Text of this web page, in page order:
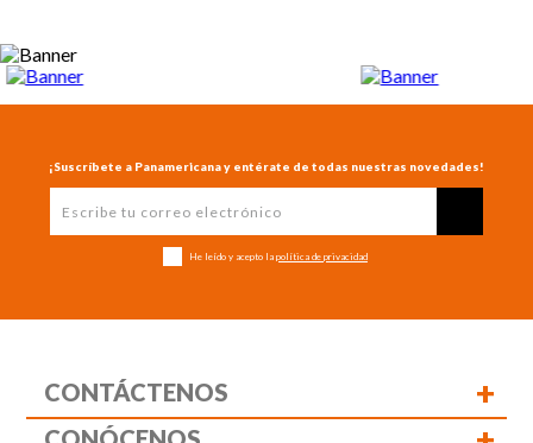
¡Suscríbete a Panamericana y entérate de todas nuestras novedades!
He leído y acepto la política de privacidad
CONTÁCTENOS +